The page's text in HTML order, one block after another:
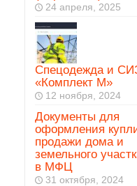
24 апреля, 2025
Спецодежда и
«Комплект М»
12 ноября, 2024
Документы для
оформления
продажи дома и
земельного
в МФЦ
31 октября, 2024